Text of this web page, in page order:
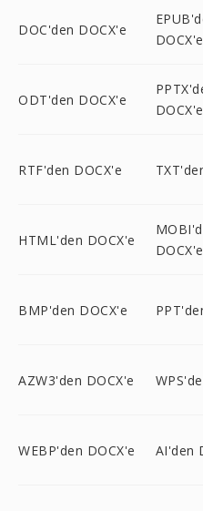
DOC'den DOCX'e
DOCX'e
ODT'den DOCX'e
DOCX'e
RTF'den DOCX'e
HTML'den DOCX'e
DOCX'e
BMP'den DOCX'e
AZW3'den DOCX'e
WEBP'den DOCX'e AI'den